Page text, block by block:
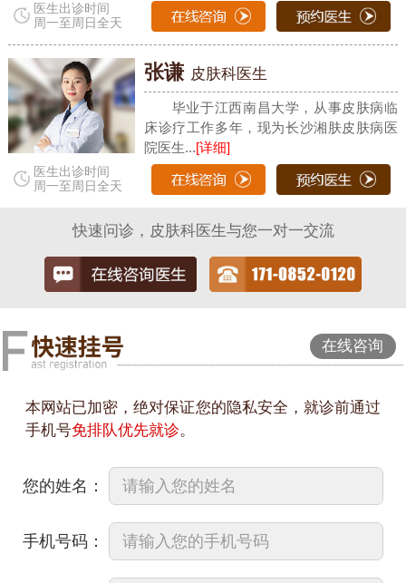
医生出诊时间
周一至周日全天
医生出诊时间
周一至周日全天
张谦 皮肤科医生
毕业于江西南昌大学，从事皮肤病临
床诊疗工作多年，现为长沙湘肤皮肤病医
院医生...[详细]
快速问诊，皮肤科医生与您一对一交流
在线咨询
本网站已加密，绝对保证您的隐私安全，就诊前通过
手机号免排队优先就诊。
您的姓名：
手机号码：